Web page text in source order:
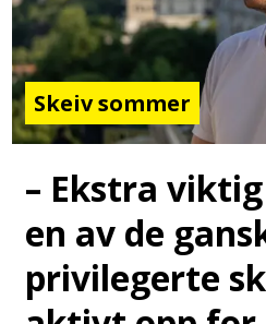
Skeiv sommer
– Ekstra
en av de
privilegerte